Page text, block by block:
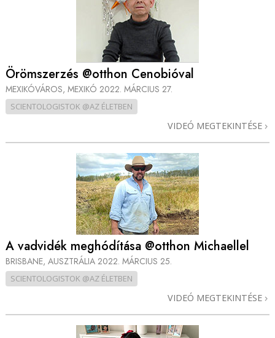
Örömszerzés @otthon Cenobióval
MEXIKÓVÁROS, MEXIKÓ 2022. MÁRCIUS 27.
SCIENTOLOGISTOK @AZ ÉLETBEN
VIDEÓ MEGTEKINTÉSE
A vadvidék meghódítása @otthon Michaellel
BRISBANE, AUSZTRÁLIA 2022. MÁRCIUS 25.
SCIENTOLOGISTOK @AZ ÉLETBEN
VIDEÓ MEGTEKINTÉSE